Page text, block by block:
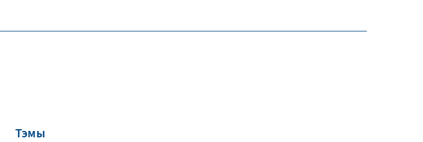
Тэмы